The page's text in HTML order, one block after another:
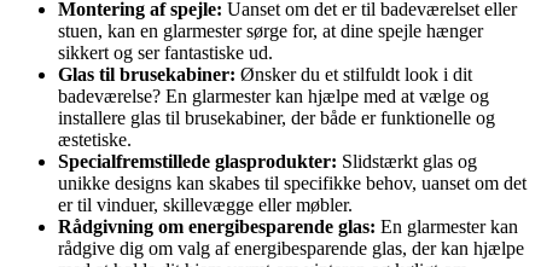
Montering af spejle: Uanset om det er til badeværelset eller
stuen, kan en glarmester sørge for, at dine spejle hænger
sikkert og ser fantastiske ud.
Glas til brusekabiner: Ønsker du et stilfuldt look i dit
badeværelse? En glarmester kan hjælpe med at vælge og
installere glas til brusekabiner, der både er funktionelle og
æstetiske.
Specialfremstillede glasprodukter: Slidstærkt glas og
unikke designs kan skabes til specifikke behov, uanset om det
er til vinduer, skillevægge eller møbler.
Rådgivning om energibesparende glas: En glarmester kan
rådgive dig om valg af energibesparende glas, der kan hjælpe